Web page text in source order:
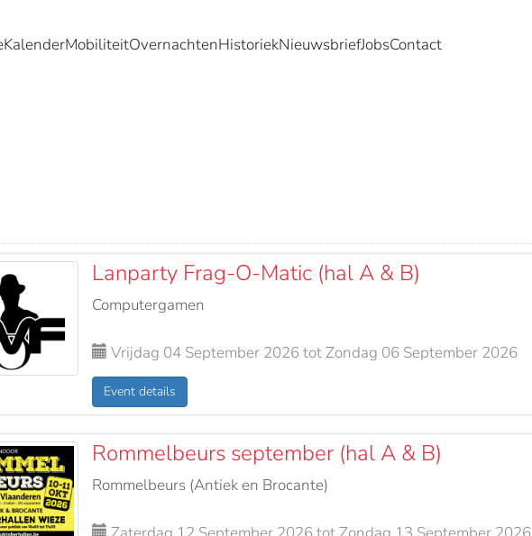
KalenderMobiliteitOvernachtenHistoriekNieuwsbriefJobsContact
Lanparty Frag-O-Matic (hal A & B)
Computergamen
Vrijdag 04 September 2026 tot Zondag 06 September 2026
Event details
Rommelbeurs september (hal A & B)
Rommelbeurs (Antiek en Brocante)